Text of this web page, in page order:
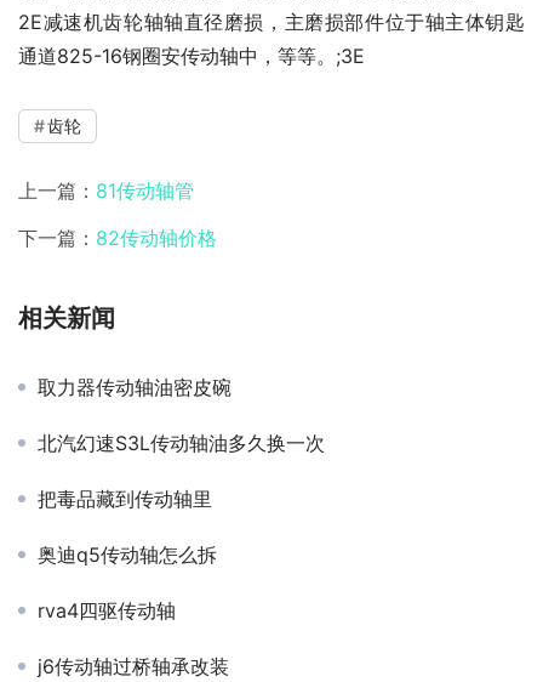
2E减速机齿轮轴轴直径磨损，主磨损部件位于轴主体钥匙
通道825-16钢圈安传动轴中，等等。;3E
齿轮
上一篇： 81传动轴管
下一篇： 82传动轴价格
相关新闻
取力器传动轴油密皮碗
北汽幻速S3L传动轴油多久换一次
把毒品藏到传动轴里
奥迪q5传动轴怎么拆
rva4四驱传动轴
j6传动轴过桥轴承改装